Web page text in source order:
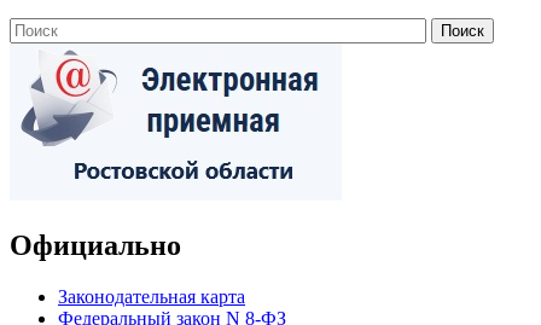
Официально
Законодательная карта
Федеральный закон N 8-ФЗ